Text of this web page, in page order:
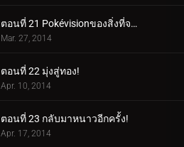
ตอนที่ 21 Pokévisionของสิ่งที่จะเกิดขึ้น!
Mar. 27, 2014
ตอนที่ 22 มุ่งสู่ทอง!
Apr. 10, 2014
ตอนที่ 23 กลับมาหนาวอีกครั้ง!
Apr. 17, 2014